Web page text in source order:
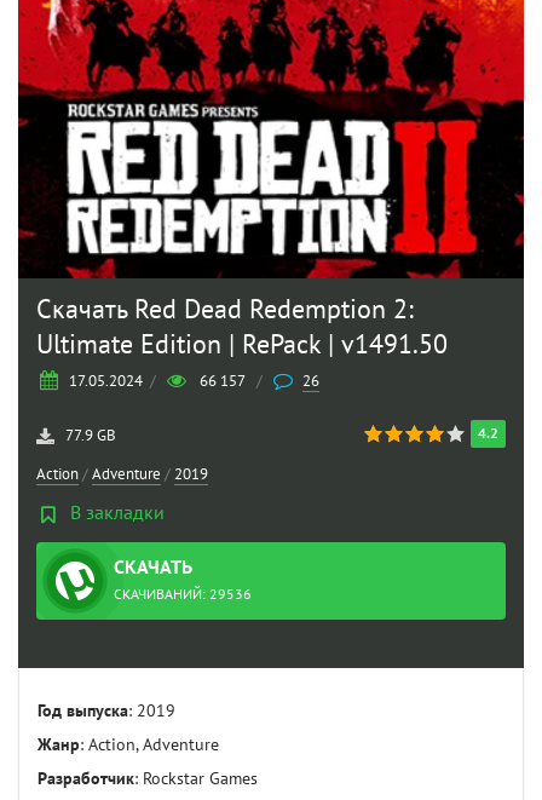
Скачать Red Dead Redemption 2:
Ultimate Edition | RePack | v1491.50
17.05.2024 / 66 157 / 26
4.2
77.9 GB
Action/Adventure / 2019
В закладки
СКАЧАТЬ
ТОРРЕНТ
СКАЧИВАНИЙ: 29536
Год выпуска: 2019
Жанр: Action, Adventure
Разработчик: Rockstar Games